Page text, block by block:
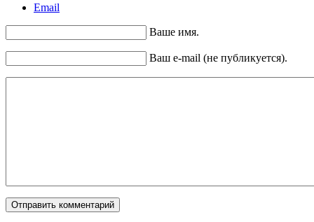
Email
Ваше имя.
Ваш e-mail (не публикуется).